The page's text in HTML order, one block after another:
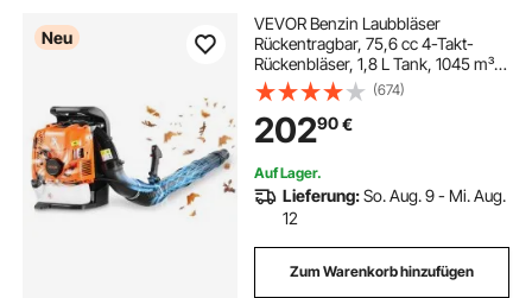
Neu
VEVOR Benzin Laubbläser
Rückentragbar, 75,6 cc 4-Takt-
Rückenbläser, 1,8 L Tank, 1045 m³/h
Luftvolumenstrom, 317 km/h
Luftgeschwindigkeit,
Rückenlaubbläser für
Laubentfernung & Schneeräumung
(674)
20290€
Auf Lager.
Lieferung:So. Aug. 9 - Mi. Aug.
12
Zum Warenkorb hinzufügen